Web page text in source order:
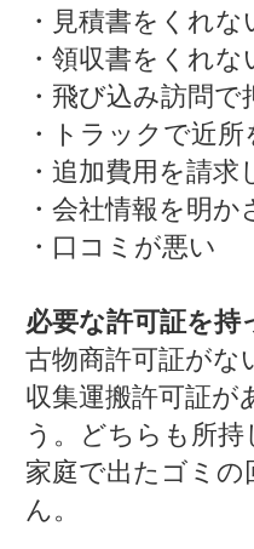
・見積書をくれな
・領収書をくれな
・飛び込み訪問
・トラックで近
・追加費用を請求
・会社情報を明か
・口コミが悪い
必要な許可証を持
古物商許可証がな
収集運搬許可証が
う。どちらも所
家庭で出たゴミの
ん。